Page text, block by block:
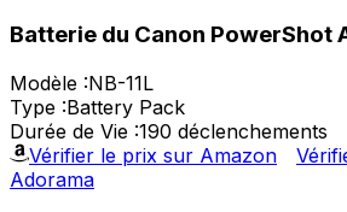
Batterie du Canon PowerShot
Modèle :NB-11L
Type :Battery Pack
Durée de Vie :190 déclenchements
Vérifier le prix sur Amazon
Adorama